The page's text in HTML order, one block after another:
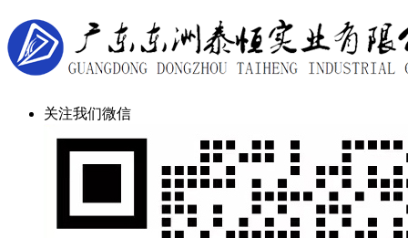
关注我们微信